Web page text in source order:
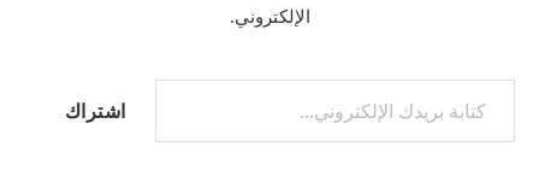
الإلكتروني.
كتابة بريدك الإلكتروني...
اشتراك